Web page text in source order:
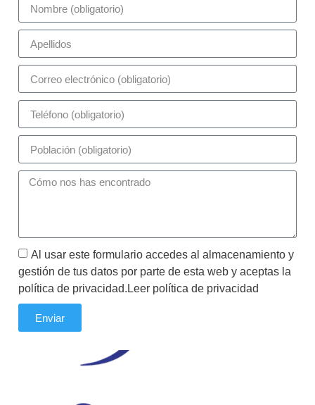
Al usar este formulario accedes al almacenamiento y
gestión de tus datos por parte de esta web y aceptas la
política de privacidad.Leer política de privacidad
Enviar